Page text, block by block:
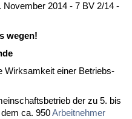
2014 - 7 BV 2/14 -
we­gen!
Wirk­sam­keit ei­ner Be­triebs­
der zu 5. bis
ca. 950Ar­beit­neh­mer